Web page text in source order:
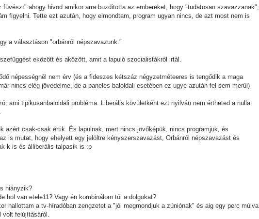
ahogy hivod amikor arra buzditotta az embereket, hogy "tudatosan szavazzanak",
figyelni. Tette ezt azután, hogy elmondtam, program ugyan nincs, de azt most nem is
a választáson "orbánról népszavazunk."
eközött és aközött, amit a lapuló szocialistákról irtál.
népességnél nem érv (és a fideszes kétszáz négyzetméteeres is tengődik a maga
nincs elég jövedelme, de a paneles baloldali esetében ez ugye azután fel sem merül)
ami tipikusanbaloldali probléma. Liberális kövületként ezt nyilván nem értheted a nulla
azért csak-csak értik. És lapulnak, mert nincs jövőképük, nincs programjuk, és
is mutat, hogy ehelyett egy jelöltre kényszerszavazást, Orbánról népszavazást és
k is és álliberális talpasik is :p
hiányzik?
hol van etele11? Vagy én kombinálom túl a dolgokat?
hallottam a tv-híradóban zengzetet a "jól megmondjuk a zúniónak" és aig egy perc múlva
volt felújításáról.